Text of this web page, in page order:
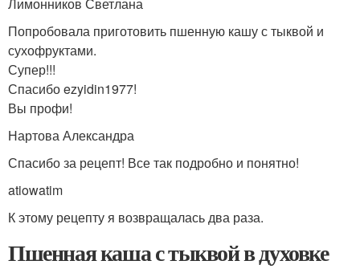
Попробовала приготовить пшенную кашу с тыквой и
сухофруктами.
Супер!!!
Спасибо ezyidin1977!
Вы профи!
Нартова Александра
Спасибо за рецепт! Все так подробно и понятно!
atiowatim
К этому рецепту я возвращалась два раза.
Пшенная каша с тыквой в духовке